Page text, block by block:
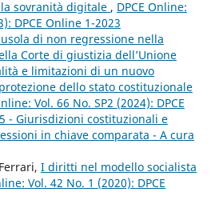
sovranità digitale , DPCE Online:
DPCE Online 1-2023
di non regressione nella
Corte di giustizia dell’Unione
e limitazioni di un nuovo
dello stato costituzionale
Vol. 66 No. SP2 (2024): DPCE
- Giurisdizioni costituzionali e
in chiave comparata - A cura
I diritti nel modello socialista
Vol. 42 No. 1 (2020): DPCE